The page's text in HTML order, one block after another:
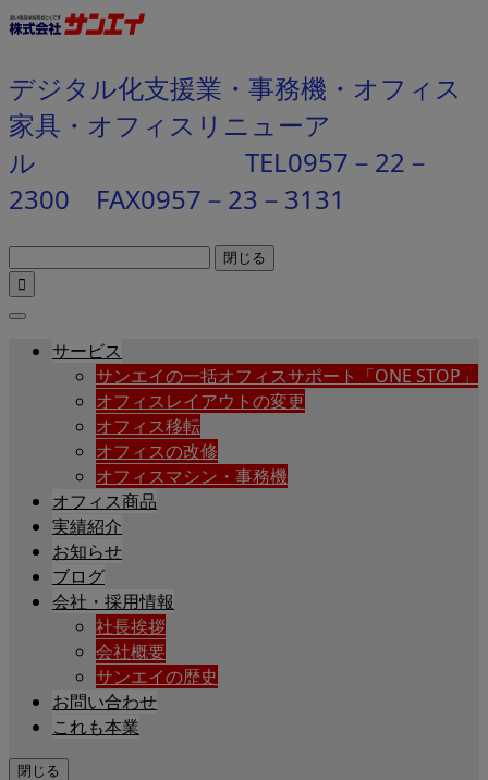
デジタル化支援業・事務機・オフィス
家具・オフィスリニューア
ル TEL0957－22－
2300 FAX0957－23－3131
閉じる

サービス
サンエイの一括オフィスサポート「ONE STOP」
オフィスレイアウトの変更
オフィス移転
オフィスの改修
オフィスマシン・事務機
オフィス商品
実績紹介
お知らせ
ブログ
会社・採用情報
社長挨拶
会社概要
サンエイの歴史
お問い合わせ
これも本業
閉じる